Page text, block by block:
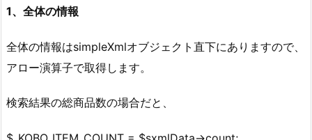
1、全体の情報
全体の情報はsimpleXmlオブジェクト直下にありますので、
アロー演算子で取得します。
検索結果の総商品数の場合だと、